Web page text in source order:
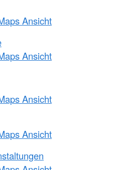
Ansicht
Ansicht
Ansicht
Ansicht